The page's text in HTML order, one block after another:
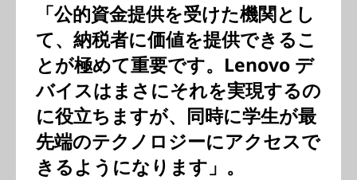
「公的資金提供を受けた機関とし
て、納税者に価値を提供できるこ
とが極めて重要です。Lenovo デ
バイスはまさにそれを実現するの
に役立ちますが、同時に学生が最
先端のテクノロジーにアクセスで
きるようになります」。